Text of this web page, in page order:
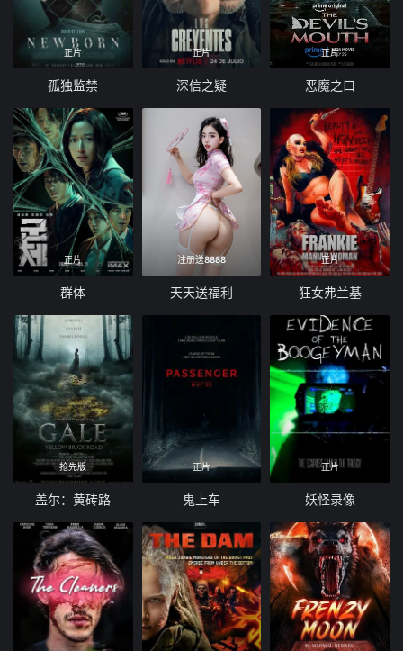
正片
孤独监禁
正片
深信之疑
正片
恶魔之口
正片
群体
注册送8888
天天送福利
正片
狂女弗兰基
抢先版
盖尔：黄砖路
正片
鬼上车
正片
妖怪录像